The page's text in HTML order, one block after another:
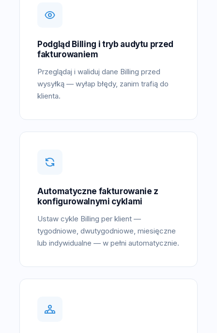
Podgląd Billing i tryb audytu przed
fakturowaniem
Przeglądaj i waliduj dane Billing przed
wysyłką — wyłap błędy, zanim trafią do
klienta.
Automatyczne fakturowanie z
konfigurowalnymi cyklami
Ustaw cykle Billing per klient —
tygodniowe, dwutygodniowe, miesięczne
lub indywidualne — w pełni automatycznie.